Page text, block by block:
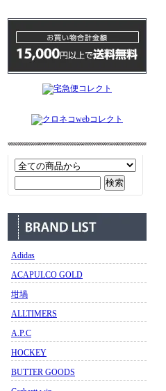
Adidas
ACAPULCO GOLD
坩堝
ALLTIMERS
A.P.C
HOCKEY
BUTTER GOODS